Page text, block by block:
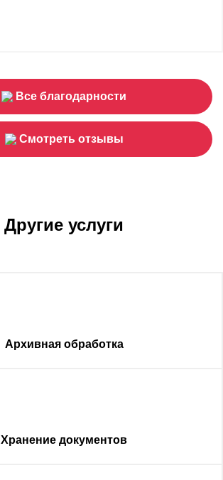
Все благодарности
Смотреть отзывы
Другие услуги
Архивная обработка
Хранение документов